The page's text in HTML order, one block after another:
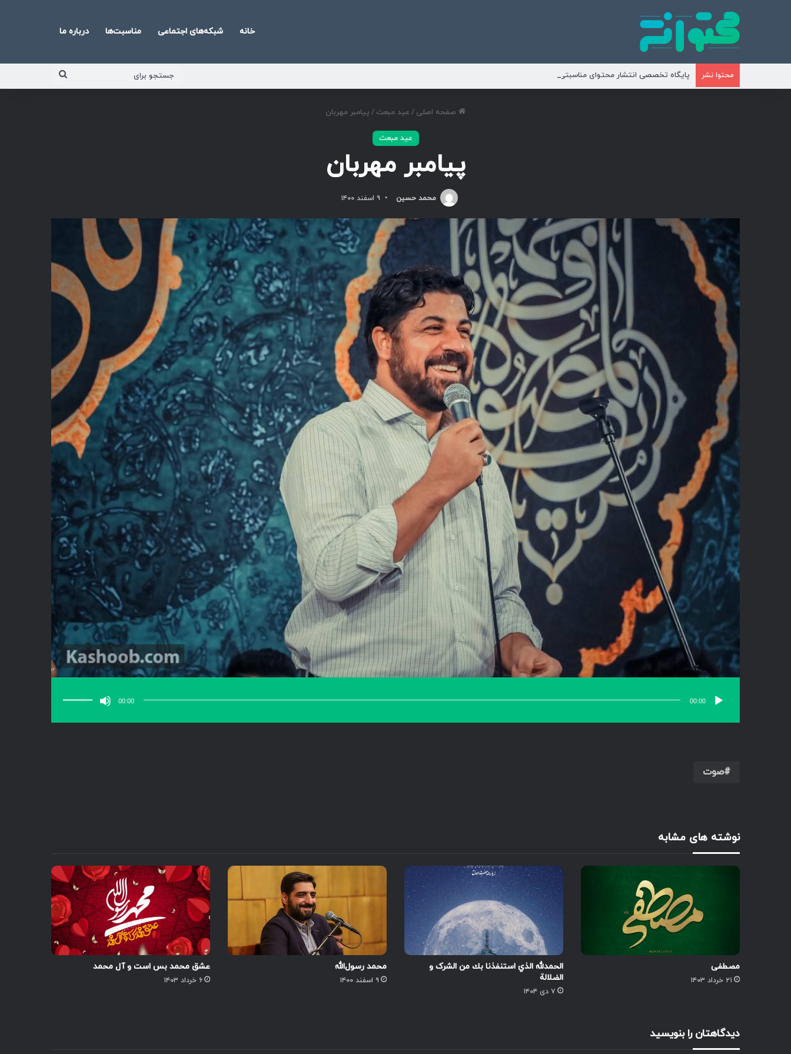
خانه شبکه‌های اجتماعی مناسبت‌ها درباره ما
محتوا نشر پایگاه تخصصی انتشار محتوای مناسبتی و موضوعی
صفحه اصلی / عید مبعث / پیامبر مهربان
عید مبعث
پیامبر مهربان
محمد حسین ۹ اسفند ۱۴۰۰
پخش‌کننده
00:00
00:00
برای
کاهش
صوت
نوشته های مشابه
مصطفی
۲۱ خرداد ۱۴۰۳
الحمدلله الذي استنفذنا بك من الشرک و
الضلالة
۷ دی ۱۴۰۴
محمد رسول‌الله
۹ اسفند ۱۴۰۰
عشق محمد بس است و آل محمد
۶ خرداد ۱۴۰۳
دیدگاهتان را بنویسید